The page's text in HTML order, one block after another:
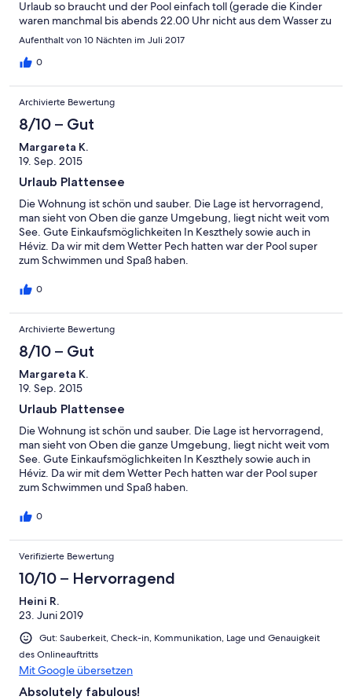
Urlaub so braucht und der Pool einfach toll (gerade die Kinder
waren manchmal bis abends 22.00 Uhr nicht aus dem Wasser zu
kriegen ;o) Mittlerweile ist übrigens auch noch eine
wir hatten im Gegenteil zu Deutschland mal richtig Sommer! Der
gerade für Familien mit Kindern toll!!) Und Eva, die gute Seele
des Hauses, war immer freundlich und stand mit Rat und Tat zur
Seite - vielen lieben Dank für eine sehr schöne Zeit. Wir
kommen bestimmt mal wieder!!! Ganz liebe Grüße von Familie
Hegermann und Familie Schulze
Aufenthalt von 10 Nächten im Juli 2017
0
Archivierte Bewertung
8/10 – Gut
Margareta K.
19. Sep. 2015
Urlaub Plattensee
Die Wohnung ist schön und sauber. Die Lage ist hervorragend,
man sieht von Oben die ganze Umgebung, liegt nicht weit vom
See. Gute Einkaufsmöglichkeiten In Keszthely sowie auch in
Héviz. Da wir mit dem Wetter Pech hatten war der Pool super
zum Schwimmen und Spaß haben.
0
Archivierte Bewertung
8/10 – Gut
Margareta K.
19. Sep. 2015
Urlaub Plattensee
Die Wohnung ist schön und sauber. Die Lage ist hervorragend,
man sieht von Oben die ganze Umgebung, liegt nicht weit vom
See. Gute Einkaufsmöglichkeiten In Keszthely sowie auch in
Héviz. Da wir mit dem Wetter Pech hatten war der Pool super
zum Schwimmen und Spaß haben.
0
Verifizierte Bewertung
10/10 – Hervorragend
Heini R.
23. Juni 2019
Gut: Sauberkeit, Check-in, Kommunikation, Lage und Genauigkeit
des Onlineauftritts
Mit Google übersetzen
Absolutely fabulous!